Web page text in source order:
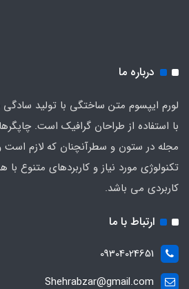
درباره ما
لورم ایپسوم متن ساختگی با تولید
با استفاده از طراحان گرافیک است.
مجله در ستون و سطرآنچنان که لازم است
تکنولوژی مورد نیاز و کاربردهای متنوع با
کاربردی می باشد.
ارتباط با ما
09304024651
Shehrabzar@gmail.com